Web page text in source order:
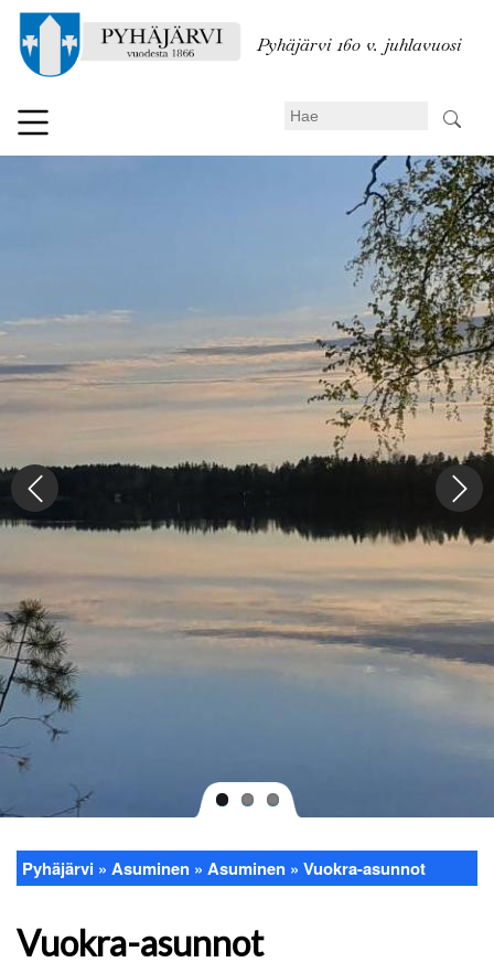
pääsisältöön
Pyhäjärvi 160 v. juhlavuosi
Search
Murupolku
Pyhäjärvi Asuminen Asuminen Vuokra-asunnot
Vuokra-asunnot